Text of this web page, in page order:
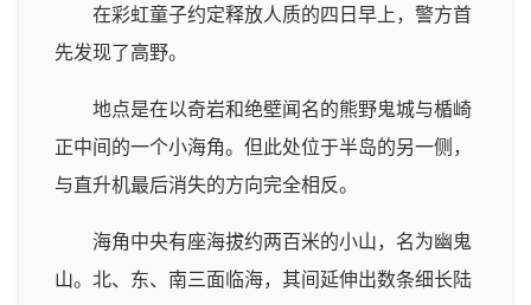
在彩虹童子约定释放人质的四日早上，警方首
先发现了高野。
地点是在以奇岩和绝壁闻名的熊野鬼城与楯崎
正中间的一个小海角。但此处位于半岛的另一侧，
与直升机最后消失的方向完全相反。
海角中央有座海拔约两百米的小山，名为幽鬼
山。北、东、南三面临海，其间延伸出数条细长陆